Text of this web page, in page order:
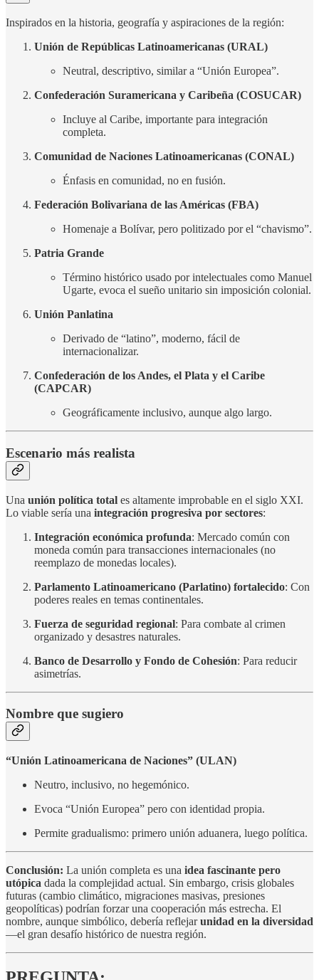
Inspirados en la historia, geografía y aspiraciones de la región:
Unión de Repúblicas Latinoamericanas (URAL)
Neutral, descriptivo, similar a “Unión Europea”.
Confederación Suramericana y Caribeña (COSUCAR)
Incluye al Caribe, importante para integración
completa.
Comunidad de Naciones Latinoamericanas (CONAL)
Énfasis en comunidad, no en fusión.
Federación Bolivariana de las Américas (FBA)
Homenaje a Bolívar, pero politizado por el “chavismo”.
Patria Grande
Término histórico usado por intelectuales como Manuel
Ugarte, evoca el sueño unitario sin imposición colonial.
Unión Panlatina
Derivado de “latino”, moderno, fácil de
internacionalizar.
Confederación de los Andes, el Plata y el Caribe
(CAPCAR)
Geográficamente inclusivo, aunque algo largo.
Escenario más realista
Una unión política total es altamente improbable en el siglo XXI.
Lo viable sería una integración progresiva por sectores:
Integración económica profunda: Mercado común con
moneda común para transacciones internacionales (no
reemplazo de monedas locales).
Parlamento Latinoamericano (Parlatino) fortalecido: Con
poderes reales en temas continentales.
Fuerza de seguridad regional: Para combate al crimen
organizado y desastres naturales.
Banco de Desarrollo y Fondo de Cohesión: Para reducir
asimetrías.
Nombre que sugiero
“Unión Latinoamericana de Naciones” (ULAN)
Neutro, inclusivo, no hegemónico.
Evoca “Unión Europea” pero con identidad propia.
Permite gradualismo: primero unión aduanera, luego política.
Conclusión: La unión completa es una idea fascinante pero
utópica dada la complejidad actual. Sin embargo, crisis globales
futuras (cambio climático, migraciones masivas, presiones
geopolíticas) podrían forzar una cooperación más estrecha. El
nombre, aunque simbólico, debería reflejarunidad en la diversidad
—el gran desafío histórico de nuestra región.